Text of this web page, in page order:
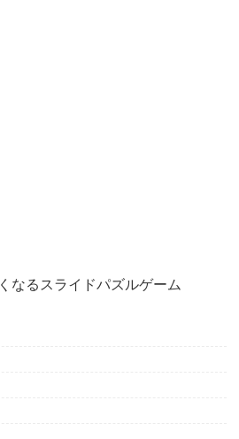
なるスライドパズルゲーム